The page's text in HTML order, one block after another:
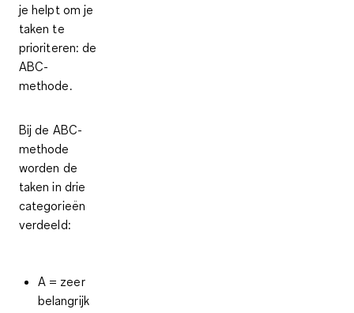
je helpt om je
taken te
prioriteren: de
ABC-
methode.
Bij de ABC-
methode
worden de
taken in drie
categorieën
verdeeld:
A = zeer
belangrijk